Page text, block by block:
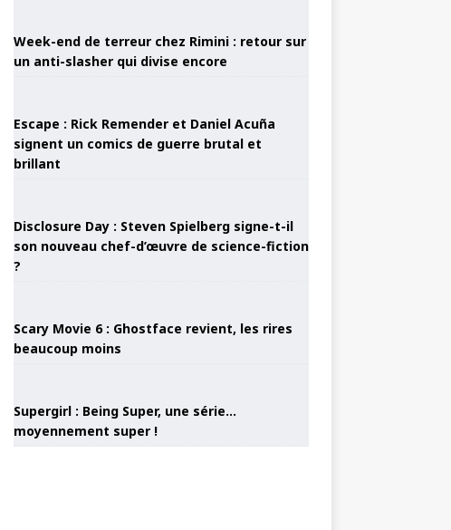
Week-end de terreur chez Rimini : retour sur
un anti-slasher qui divise encore
Escape : Rick Remender et Daniel Acuña
signent un comics de guerre brutal et
brillant
Disclosure Day : Steven Spielberg signe-t-il
son nouveau chef-d’œuvre de science-fiction
?
Scary Movie 6 : Ghostface revient, les rires
beaucoup moins
Supergirl : Being Super, une série…
moyennement super !